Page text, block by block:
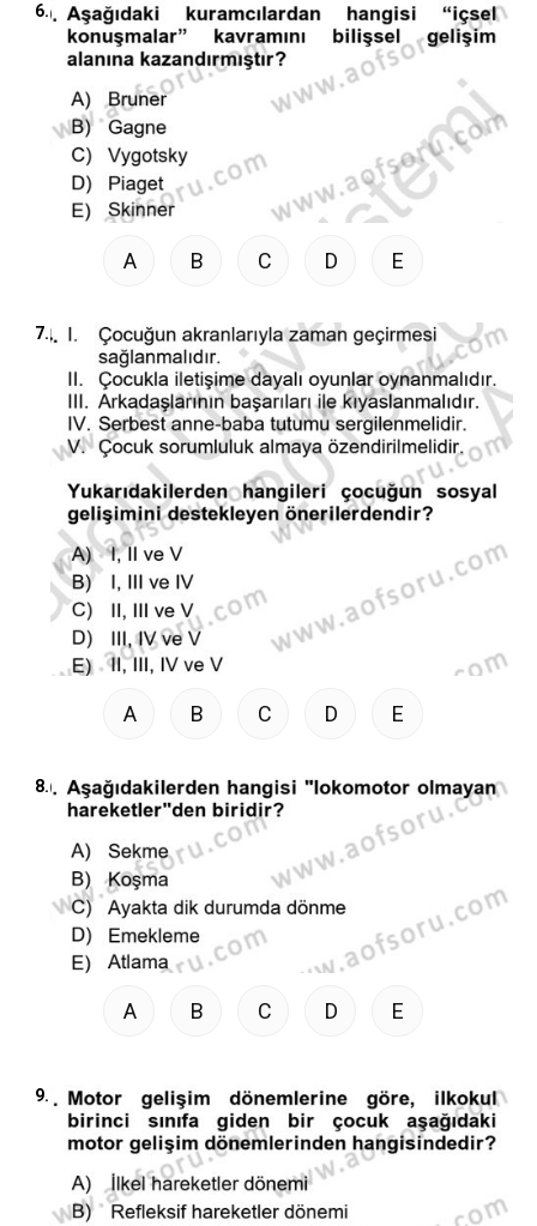
6.
A B C D E
7.
A B C D E
8.
A B C D E
9.